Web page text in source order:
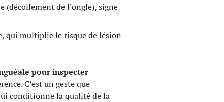
(décollement de l’ongle), signe
qui multiplie le risque de lésion
pour inspecter
C’est un geste que
conditionne la qualité de la